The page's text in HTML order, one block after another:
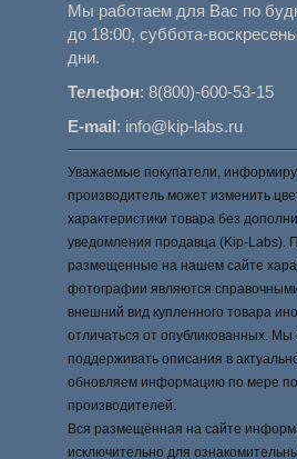
Мы работаем для Вас по
до 18:00, суббота-
дни.
Телефон:8(800)-600-53-15
E-mail: info@kip-labs.ru
Уважаемые покупатели,
производитель может изменить
характеристики товара без
уведомления продавца (Kip-Labs).
размещенные на нашем сайте
фотографии являются
внешний вид купленного товара
отличаться от опубликованных. Мы
поддерживать описания в
обновляем информацию по мере
производителей.
Вся размещённая на сайте
исключительно для